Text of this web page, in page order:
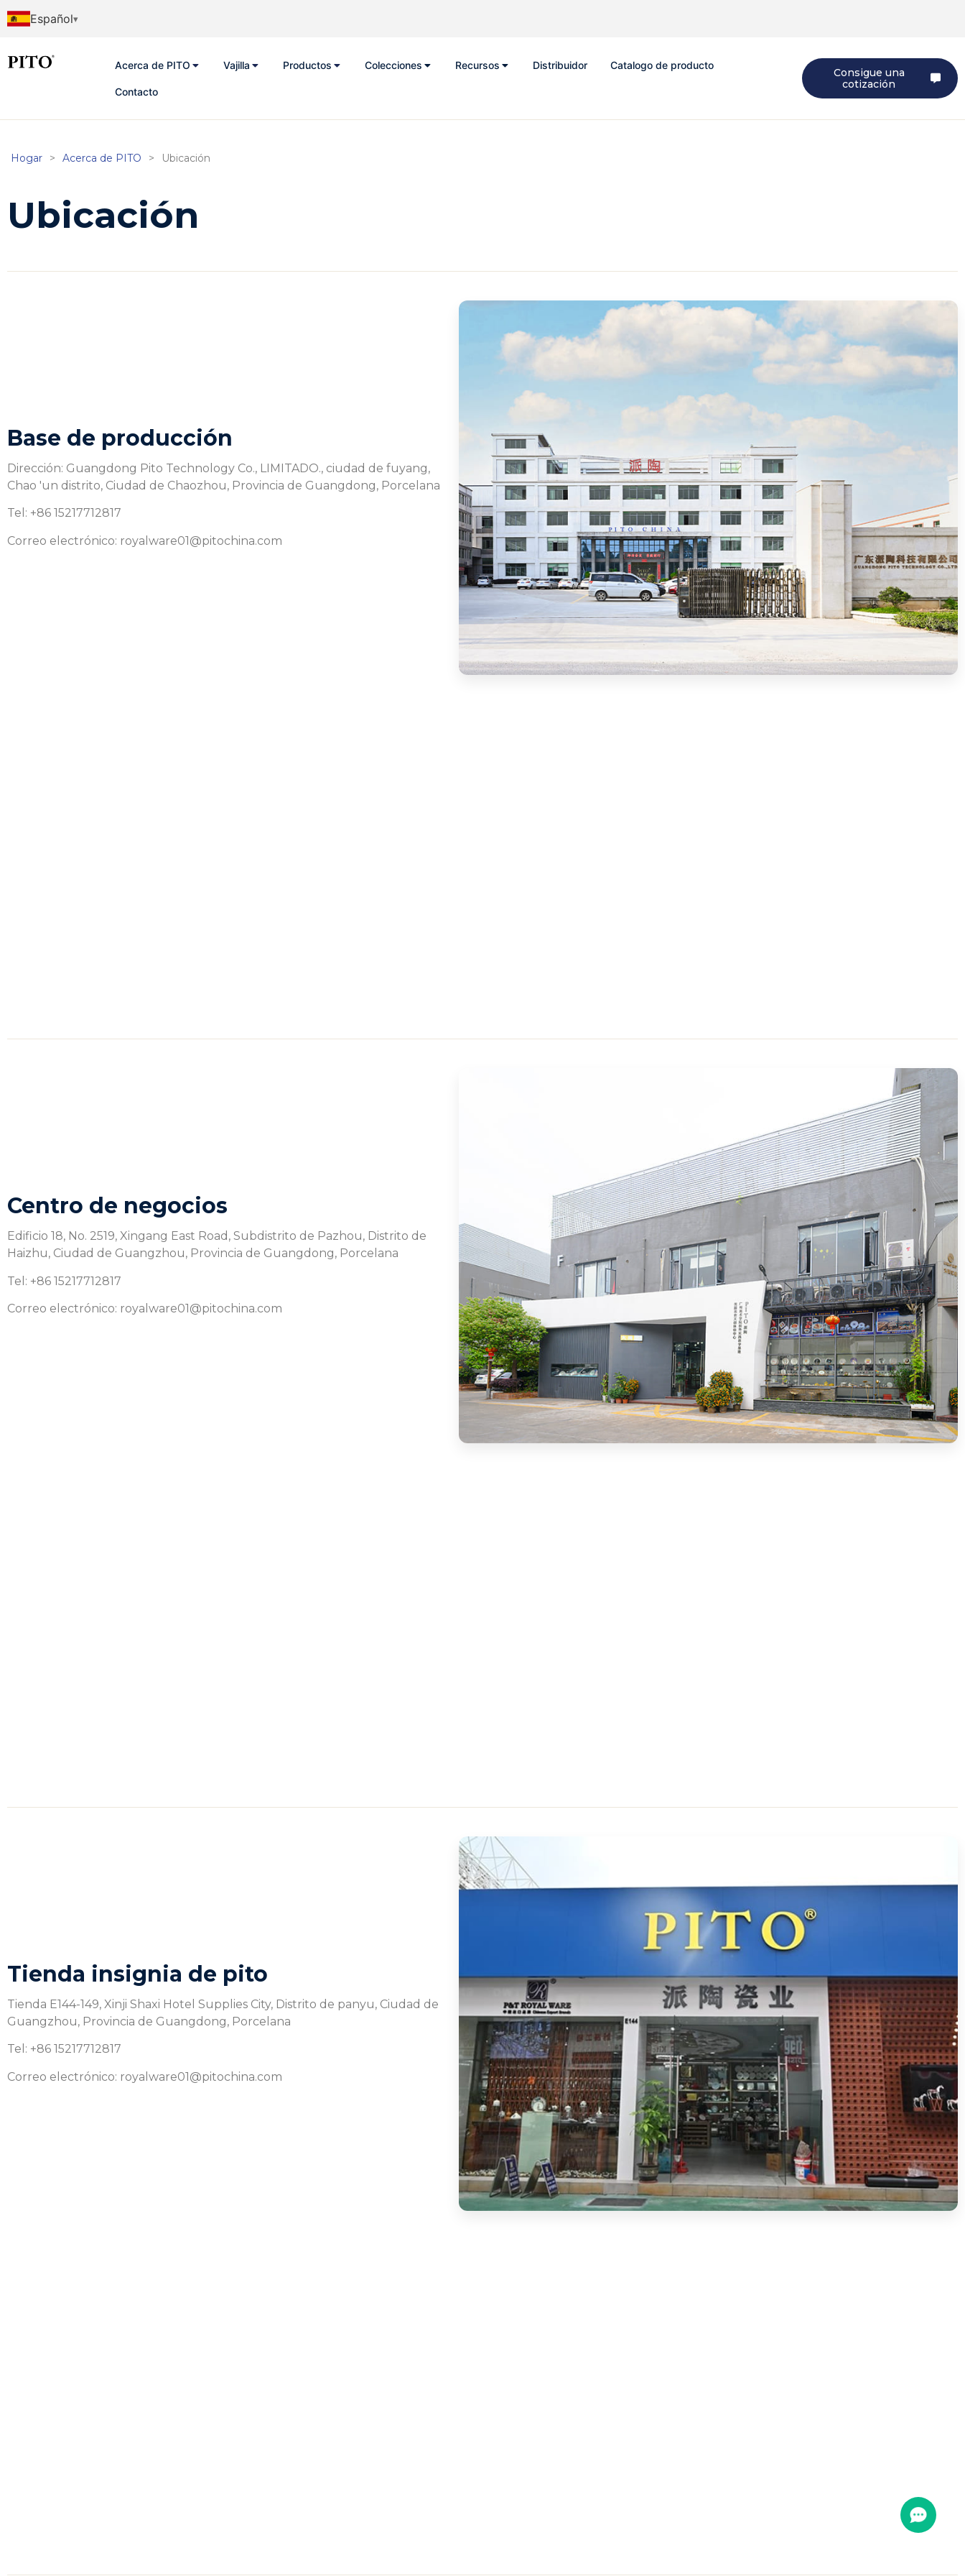
Español
Acerca de PITO Vajilla Productos Colecciones Recursos Distribuidor Catalogo de producto
Contacto
Consigue una
cotización
Hogar > Acerca de PITO > Ubicación
Ubicación
Base de producción
Dirección: Guangdong Pito Technology Co., LIMITADO., ciudad de fuyang,
Chao 'un distrito, Ciudad de Chaozhou, Provincia de Guangdong, Porcelana
Tel: +86 15217712817
Correo electrónico: royalware01@pitochina.com
Centro de negocios
Edificio 18, No. 2519, Xingang East Road, Subdistrito de Pazhou, Distrito de
Haizhu, Ciudad de Guangzhou, Provincia de Guangdong, Porcelana
Tel: +86 15217712817
Correo electrónico: royalware01@pitochina.com
Tienda insignia de pito
Tienda E144-149, Xinji Shaxi Hotel Supplies City, Distrito de panyu, Ciudad de
Guangzhou, Provincia de Guangdong, Porcelana
Tel: +86 15217712817
Correo electrónico: royalware01@pitochina.com